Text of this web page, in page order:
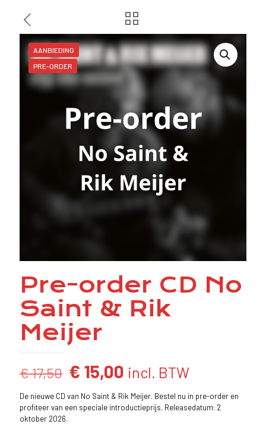
AANBIEDING
PRE-ORDER
Pre-order CD No
Saint & Rik
Meijer
€17,50 Oorspronkelijke
prijs
was:
€ 15,00 Huidige
prijs
is:
incl. BTW
De nieuwe CD van No Saint & Rik Meijer. Bestel nu in pre-order en
profiteer van een speciale introductieprijs. Releasedatum: 2
oktober 2026.